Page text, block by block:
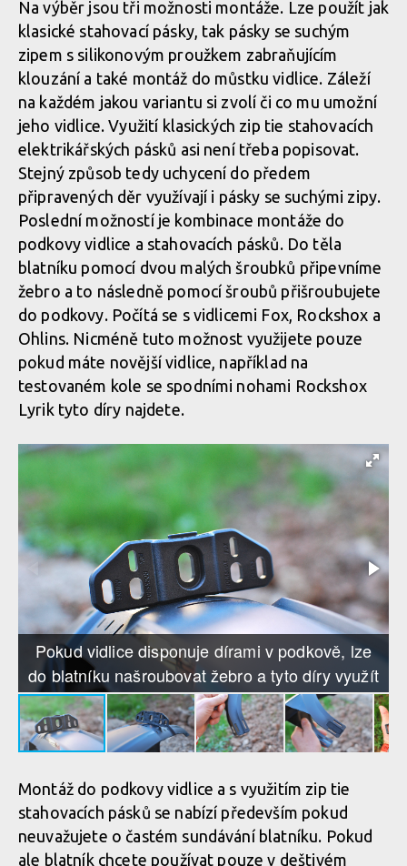
Na výběr jsou tři možnosti montáže. Lze použít jak
klasické stahovací pásky, tak pásky se suchým
zipem s silikonovým proužkem zabraňujícím
klouzání a také montáž do můstku vidlice. Záleží
na každém jakou variantu si zvolí či co mu umožní
jeho vidlice. Využití klasických zip tie stahovacích
elektrikářských pásků asi není třeba popisovat.
Stejný způsob tedy uchycení do předem
připravených děr využívají i pásky se suchými zipy.
Poslední možností je kombinace montáže do
podkovy vidlice a stahovacích pásků. Do těla
blatníku pomocí dvou malých šroubků připevníme
žebro a to následně pomocí šroubů přišroubujete
do podkovy. Počítá se s vidlicemi Fox, Rockshox a
Ohlins. Nicméně tuto možnost využijete pouze
pokud máte novější vidlice, například na
testovaném kole se spodními nohami Rockshox
Lyrik tyto díry najdete.
Pokud vidlice disponuje dírami v podkově, lze
do blatníku našroubovat žebro a tyto díry využít
Montáž do podkovy vidlice a s využitím zip tie
stahovacích pásků se nabízí především pokud
neuvažujete o častém sundávání blatníku. Pokud
ale blatník chcete používat pouze v deštivém